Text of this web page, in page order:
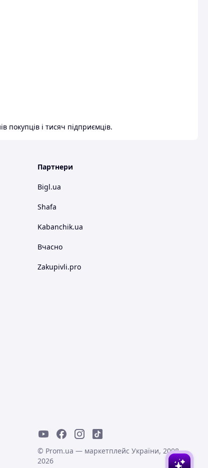
покупців і тисяч підприємців.
Партнери
Bigl.ua
Shafa
Kabanchik.ua
Вчасно
Zakupivli.pro
© Prom.ua — маркетплейс України, 2008-
2026